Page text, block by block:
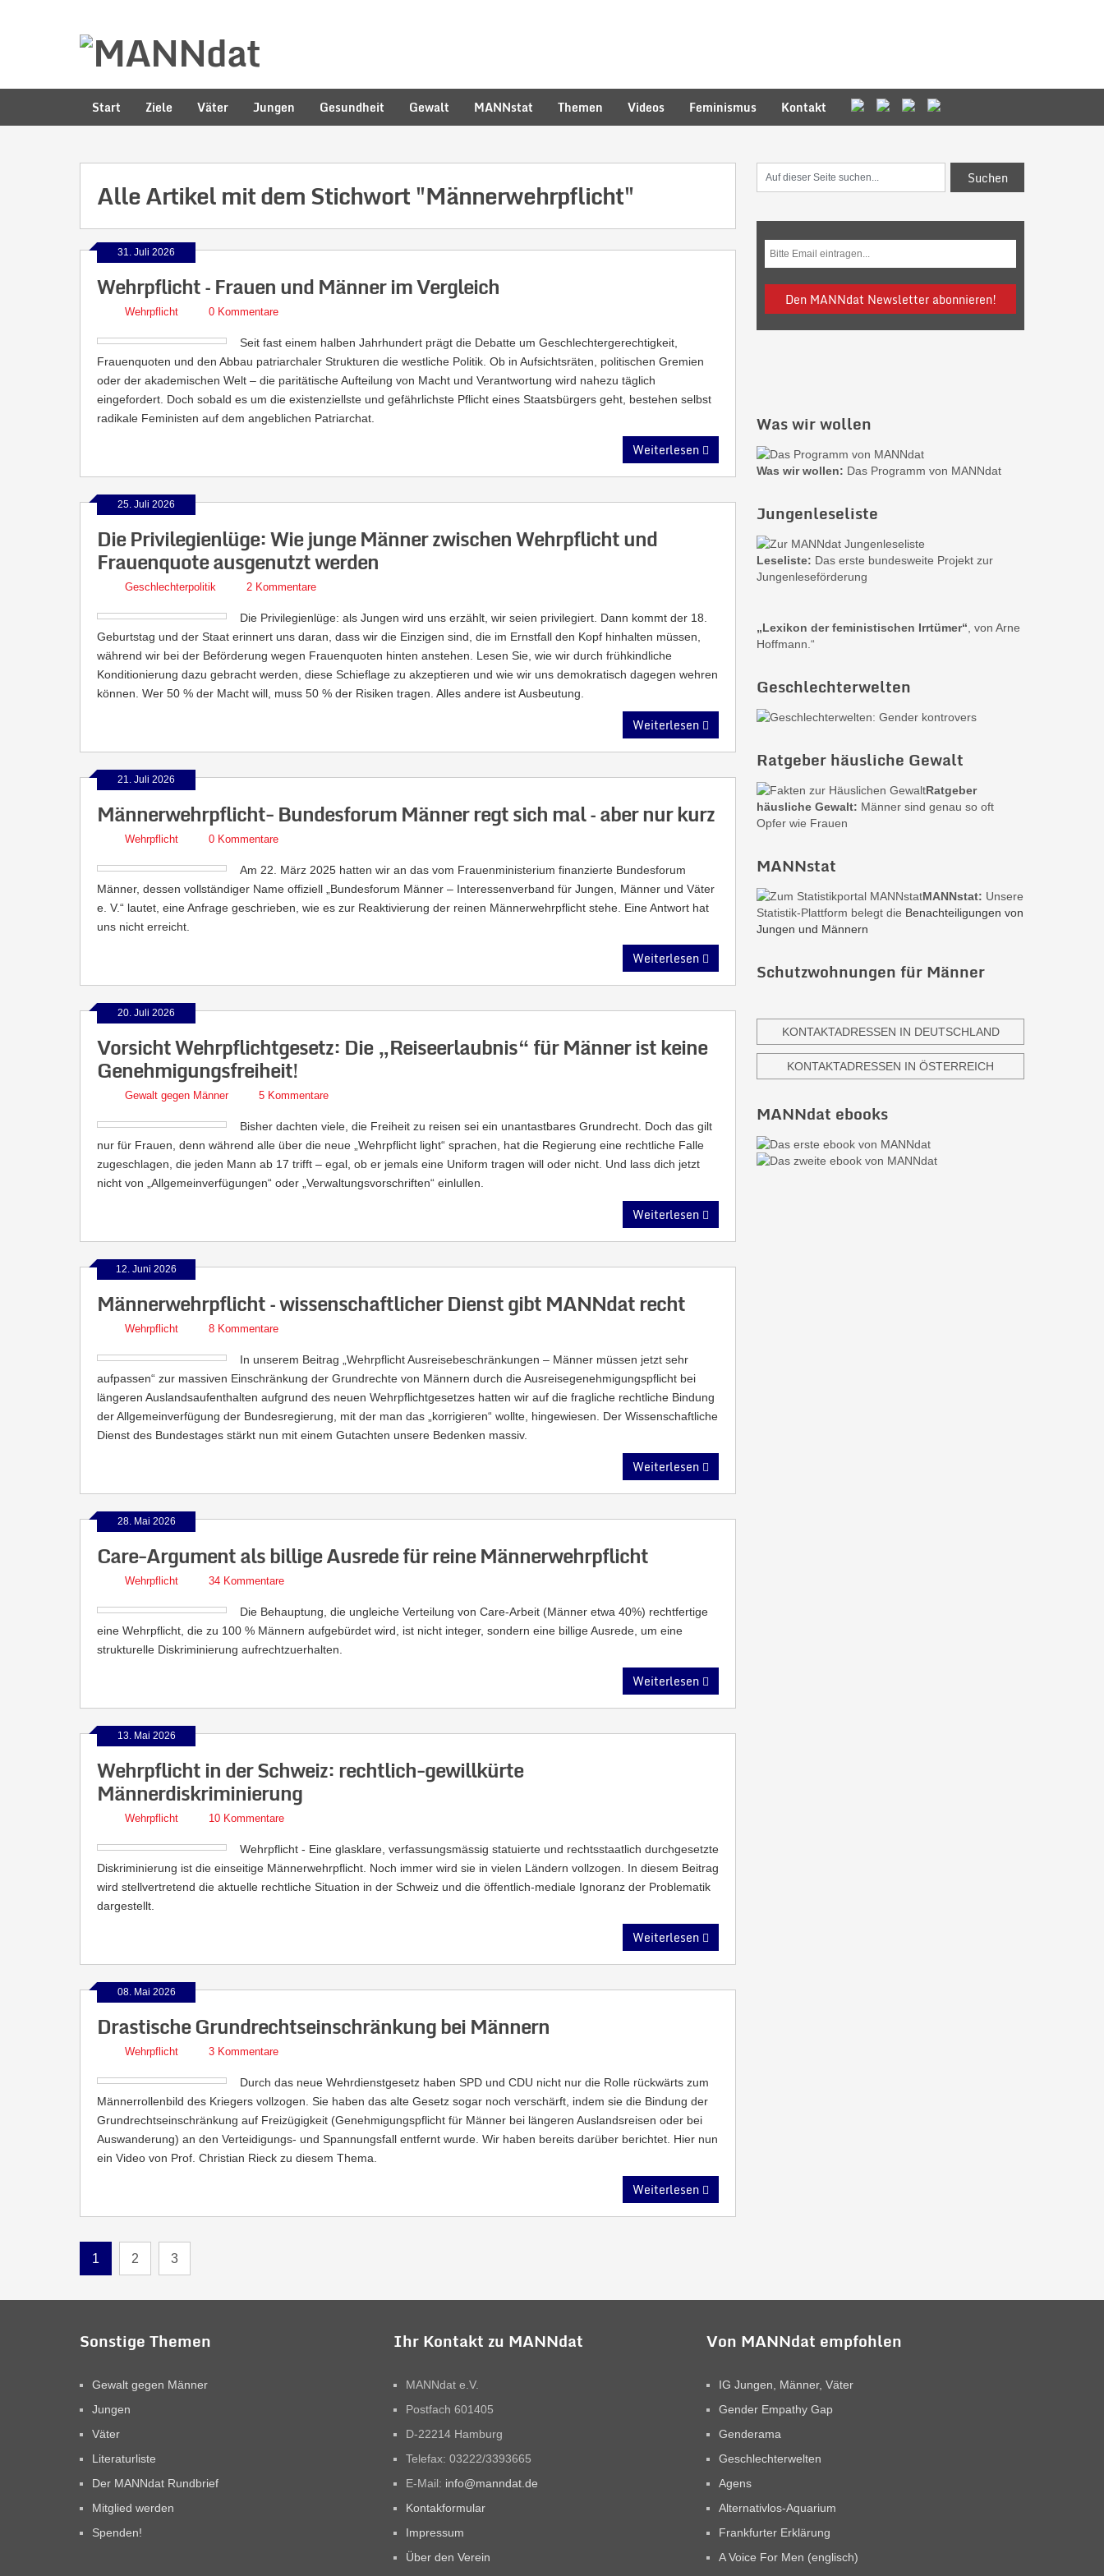
Start Ziele Väter Jungen Gesundheit Gewalt MANNstat Themen Videos Feminismus Kontakt
Alle Artikel mit dem Stichwort"Männerwehrpflicht"
31. Juli 2026
Wehrpflicht – Frauen und Männer im Vergleich
Wehrpflicht 0 Kommentare
Seit fast einem halben Jahrhundert prägt die Debatte um Geschlechtergerechtigkeit,
Frauenquoten und den Abbau patriarchaler Strukturen die westliche Politik. Ob in Aufsichtsräten, politischen Gremien
oder der akademischen Welt – die paritätische Aufteilung von Macht und Verantwortung wird nahezu täglich
eingefordert. Doch sobald es um die existenziellste und gefährlichste Pflicht eines Staatsbürgers geht, bestehen selbst
radikale Feministen auf dem angeblichen Patriarchat.
Weiterlesen
25. Juli 2026
Die Privilegienlüge: Wie junge Männer zwischen Wehrpflicht und
Frauenquote ausgenutzt werden
Geschlechterpolitik 2 Kommentare
Die Privilegienlüge: als Jungen wird uns erzählt, wir seien privilegiert. Dann kommt der 18.
Geburtstag und der Staat erinnert uns daran, dass wir die Einzigen sind, die im Ernstfall den Kopf hinhalten müssen,
während wir bei der Beförderung wegen Frauenquoten hinten anstehen. Lesen Sie, wie wir durch frühkindliche
Konditionierung dazu gebracht werden, diese Schieflage zu akzeptieren und wie wir uns demokratisch dagegen wehren
können. Wer 50 % der Macht will, muss 50 % der Risiken tragen. Alles andere ist Ausbeutung.
Weiterlesen
21. Juli 2026
Männerwehrpflicht- Bundesforum Männer regt sich mal – aber nur kurz
Wehrpflicht 0 Kommentare
Am 22. März 2025 hatten wir an das vom Frauenministerium finanzierte Bundesforum
Männer, dessen vollständiger Name offiziell „Bundesforum Männer – Interessenverband für Jungen, Männer und Väter
e. V.“ lautet, eine Anfrage geschrieben, wie es zur Reaktivierung der reinen Männerwehrpflicht stehe. Eine Antwort hat
uns nicht erreicht.
Weiterlesen
20. Juli 2026
Vorsicht Wehrpflichtgesetz: Die „Reiseerlaubnis“ für Männer ist keine
Genehmigungsfreiheit!
Gewalt gegen Männer 5 Kommentare
Bisher dachten viele, die Freiheit zu reisen sei ein unantastbares Grundrecht. Doch das gilt
nur für Frauen, denn während alle über die neue „Wehrpflicht light“ sprachen, hat die Regierung eine rechtliche Falle
zugeschlagen, die jeden Mann ab 17 trifft – egal, ob er jemals eine Uniform tragen will oder nicht. Und lass dich jetzt
nicht von „Allgemeinverfügungen“ oder „Verwaltungsvorschriften“ einlullen.
Weiterlesen
12. Juni 2026
Männerwehrpflicht – wissenschaftlicher Dienst gibt MANNdat recht
Wehrpflicht 8 Kommentare
In unserem Beitrag „Wehrpflicht Ausreisebeschränkungen – Männer müssen jetzt sehr
aufpassen“ zur massiven Einschränkung der Grundrechte von Männern durch die Ausreisegenehmigungspflicht bei
längeren Auslandsaufenthalten aufgrund des neuen Wehrpflichtgesetzes hatten wir auf die fragliche rechtliche Bindung
der Allgemeinverfügung der Bundesregierung, mit der man das „korrigieren“ wollte, hingewiesen. Der Wissenschaftliche
Dienst des Bundestages stärkt nun mit einem Gutachten unsere Bedenken massiv.
Weiterlesen
28. Mai 2026
Care-Argument als billige Ausrede für reine Männerwehrpflicht
Wehrpflicht 34 Kommentare
Die Behauptung, die ungleiche Verteilung von Care-Arbeit (Männer etwa 40%) rechtfertige
eine Wehrpflicht, die zu 100 % Männern aufgebürdet wird, ist nicht integer, sondern eine billige Ausrede, um eine
strukturelle Diskriminierung aufrechtzuerhalten.
Weiterlesen
13. Mai 2026
Wehrpflicht in der Schweiz: rechtlich-gewillkürte
Männerdiskriminierung
Wehrpflicht 10 Kommentare
Wehrpflicht - Eine glasklare, verfassungsmässig statuierte und rechtsstaatlich durchgesetzte
Diskriminierung ist die einseitige Männerwehrpflicht. Noch immer wird sie in vielen Ländern vollzogen. In diesem Beitrag
wird stellvertretend die aktuelle rechtliche Situation in der Schweiz und die öffentlich-mediale Ignoranz der Problematik
dargestellt.
Weiterlesen
08. Mai 2026
Drastische Grundrechtseinschränkung bei Männern
Wehrpflicht 3 Kommentare
Durch das neue Wehrdienstgesetz haben SPD und CDU nicht nur die Rolle rückwärts zum
Männerrollenbild des Kriegers vollzogen. Sie haben das alte Gesetz sogar noch verschärft, indem sie die Bindung der
Grundrechtseinschränkung auf Freizügigkeit (Genehmigungspflicht für Männer bei längeren Auslandsreisen oder bei
Auswanderung) an den Verteidigungs- und Spannungsfall entfernt wurde. Wir haben bereits darüber berichtet. Hier nun
ein Video von Prof. Christian Rieck zu diesem Thema.
Weiterlesen
1 2 3
Was wir wollen
Was wir wollen: Das Programm von MANNdat
Jungenleseliste
Leseliste: Das erste bundesweite Projekt zur
Jungenleseförderung
„Lexikon der feministischen Irrtümer“ , von Arne
Hoffmann.“
Geschlechterwelten
Ratgeber häusliche Gewalt
Ratgeber
häusliche Gewalt: Männer sind genau so oft
Opfer wie Frauen
MANNstat
MANNstat: Unsere
Statistik-Plattform belegt die Benachteiligungen von
Jungen und Männern
Schutzwohnungen für Männer
KONTAKTADRESSEN IN DEUTSCHLAND
KONTAKTADRESSEN IN ÖSTERREICH
MANNdat ebooks
Sonstige Themen
Gewalt gegen Männer
Jungen
Väter
Literaturliste
Der MANNdat Rundbrief
Mitglied werden
Spenden!
Ihr Kontakt zu MANNdat
MANNdat e.V.
Postfach 601405
D-22214 Hamburg
Telefax: 03222/3393665
E-Mail: info@manndat.de
Kontakformular
Impressum
Über den Verein
Von MANNdat empfohlen
IG Jungen, Männer, Väter
Gender Empathy Gap
Genderama
Geschlechterwelten
Agens
Alternativlos-Aquarium
Frankfurter Erklärung
A Voice For Men (englisch)